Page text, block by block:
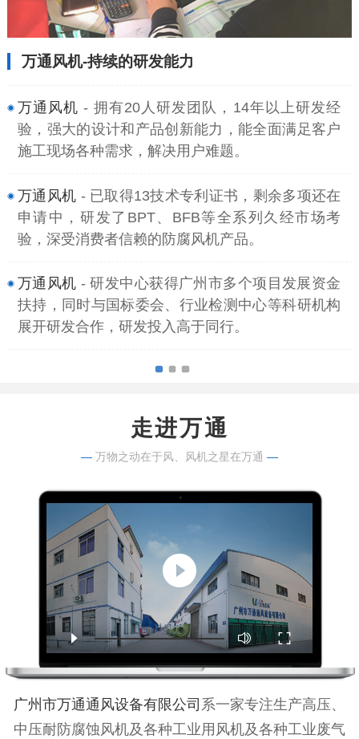
万通风机-持续的研发能力
万通风机 - 拥有20人研发团队，14年以上研发经
验，强大的设计和产品创新能力，能全面满足客户
施工现场各种需求，解决用户难题。
万通风机 - 已取得13技术专利证书，剩余多项还在
申请中，研发了BPT、BFB等全系列久经市场考
验，深受消费者信赖的防腐风机产品。
万通风机 - 研发中心获得广州市多个项目发展资金
扶持，同时与国标委会、行业检测中心等科研机构
展开研发合作，研发投入高于同行。
走进万通
— 万物之动在于风、风机之星在万通 —
广州市万通通风设备有限公司 系一家专注生产高压、
中压耐防腐蚀风机及各种工业用风机及各种工业废气